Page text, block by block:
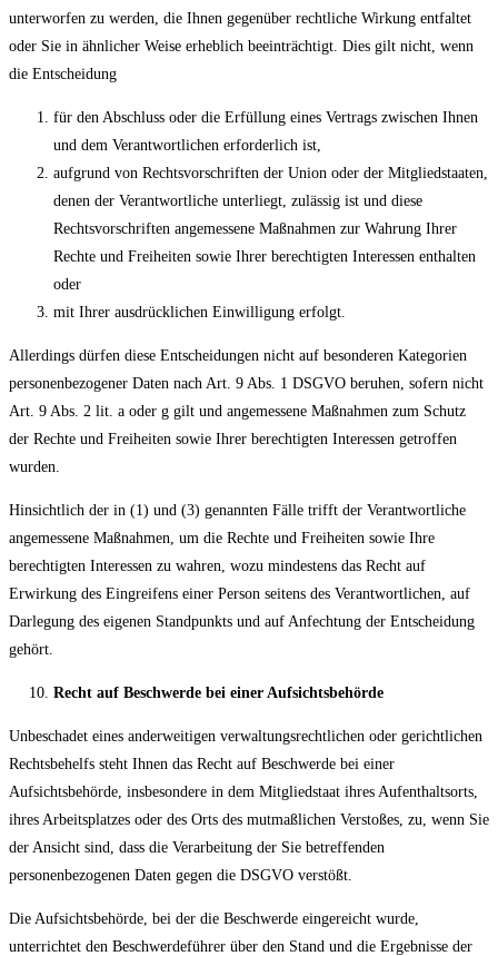
unterworfen zu werden, die Ihnen gegenüber rechtliche Wirkung entfaltet
oder Sie in ähnlicher Weise erheblich beeinträchtigt. Dies gilt nicht, wenn
die Entscheidung
für den Abschluss oder die Erfüllung eines Vertrags zwischen Ihnen
und dem Verantwortlichen erforderlich ist,
aufgrund von Rechtsvorschriften der Union oder der Mitgliedstaaten,
denen der Verantwortliche unterliegt, zulässig ist und diese
Rechtsvorschriften angemessene Maßnahmen zur Wahrung Ihrer
Rechte und Freiheiten sowie Ihrer berechtigten Interessen enthalten
oder
mit Ihrer ausdrücklichen Einwilligung erfolgt.
Allerdings dürfen diese Entscheidungen nicht auf besonderen Kategorien
personenbezogener Daten nach Art. 9 Abs. 1 DSGVO beruhen, sofern nicht
Art. 9 Abs. 2 lit. a oder g gilt und angemessene Maßnahmen zum Schutz
der Rechte und Freiheiten sowie Ihrer berechtigten Interessen getroffen
wurden.
Hinsichtlich der in (1) und (3) genannten Fälle trifft der Verantwortliche
angemessene Maßnahmen, um die Rechte und Freiheiten sowie Ihre
berechtigten Interessen zu wahren, wozu mindestens das Recht auf
Erwirkung des Eingreifens einer Person seitens des Verantwortlichen, auf
Darlegung des eigenen Standpunkts und auf Anfechtung der Entscheidung
gehört.
Recht auf Beschwerde bei einer Aufsichtsbehörde
Unbeschadet eines anderweitigen verwaltungsrechtlichen oder gerichtlichen
Rechtsbehelfs steht Ihnen das Recht auf Beschwerde bei einer
Aufsichtsbehörde, insbesondere in dem Mitgliedstaat ihres Aufenthaltsorts,
ihres Arbeitsplatzes oder des Orts des mutmaßlichen Verstoßes, zu, wenn Sie
der Ansicht sind, dass die Verarbeitung der Sie betreffenden
personenbezogenen Daten gegen die DSGVO verstößt.
Die Aufsichtsbehörde, bei der die Beschwerde eingereicht wurde,
unterrichtet den Beschwerdeführer über den Stand und die Ergebnisse der